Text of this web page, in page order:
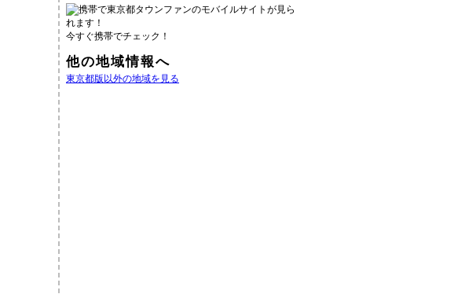
携帯で東京都タウンファンのモバイルサイトが見ら
れます！
今すぐ携帯でチェック！
他の地域情報へ
東京都版以外の地域を見る